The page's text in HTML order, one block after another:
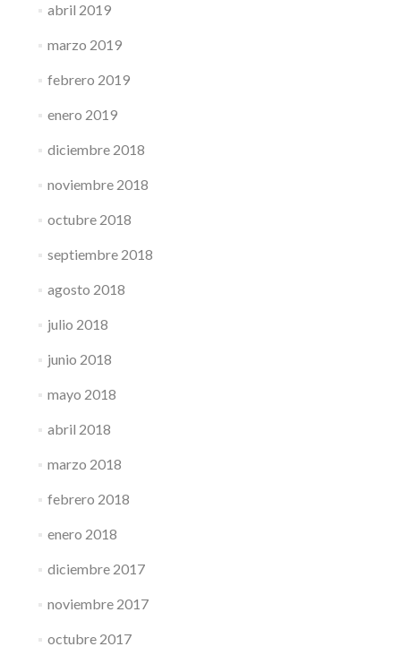
abril 2019
marzo 2019
febrero 2019
enero 2019
diciembre 2018
noviembre 2018
octubre 2018
septiembre 2018
agosto 2018
julio 2018
junio 2018
mayo 2018
abril 2018
marzo 2018
febrero 2018
enero 2018
diciembre 2017
noviembre 2017
octubre 2017